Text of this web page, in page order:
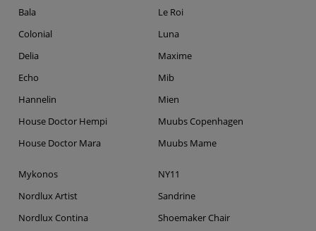
Bala
Colonial
Delia
Echo
Hannelin
House Doctor Hempi
House Doctor Mara
Le Roi
Luna
Maxime
Mib
Mien
Muubs Copenhagen
Muubs Mame
Mykonos
Nordlux Artist
Nordlux Contina
NY11
Sandrine
Shoemaker Chair